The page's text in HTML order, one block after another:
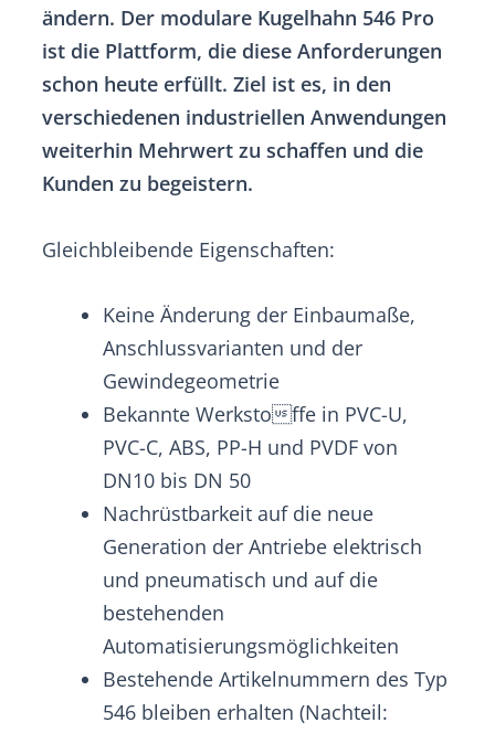
ändern. Der modulare Kugelhahn 546 Pro
ist die Plattform, die dieseAnforderungen
schon heute erfüllt. Ziel ist es, in den
verschiedenen industriellen Anwendungen
weiterhin Mehrwert zu schaffen und die
Kunden zu begeistern.
Gleichbleibende Eigenschaften:
Keine Änderung der Einbaumaße,
Anschlussvarianten und der
Gewindegeometrie
Bekannte Werkstoffe in PVC-U,
PVC-C, ABS, PP-H und PVDF von
DN10 bis DN 50
Nachrüstbarkeit auf die neue
Generation der Antriebe elektrisch
und pneumatisch und auf die
bestehenden
Automatisierungsmöglichkeiten
Bestehende Artikelnummern des Typ
546 bleiben erhalten (Nachteil: